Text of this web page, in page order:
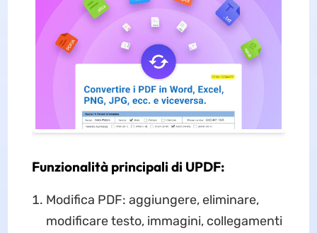
Funzionalità principali di UPDF:
Modifica PDF: aggiungere, eliminare,
modificare testo, immagini, collegamenti